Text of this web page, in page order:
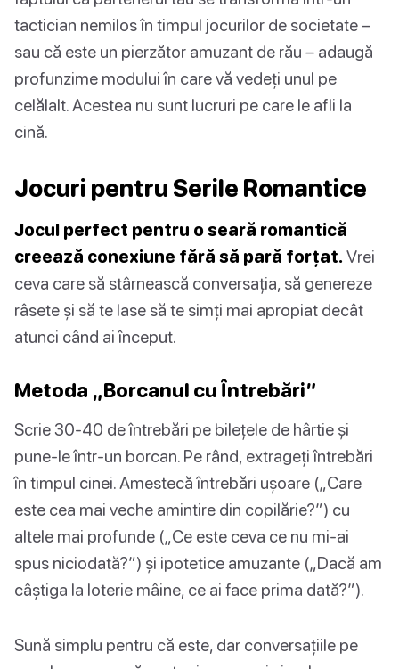
tactician nemilos în timpul jocurilor de societate –
sau că este un pierzător amuzant de rău – adaugă
profunzime modului în care vă vedeți unul pe
celălalt. Acestea nu sunt lucruri pe care le afli la
cină.
Jocuri pentru Serile Romantice
Jocul perfect pentru o seară romantică
creează conexiune fără să pară forțat. Vrei
ceva care să stârnească conversația, să genereze
râsete și să te lase să te simți mai apropiat decât
atunci când ai început.
Metoda „Borcanul cu Întrebări”
Scrie 30-40 de întrebări pe bilețele de hârtie și
pune-le într-un borcan. Pe rând, extrageți întrebări
în timpul cinei. Amestecă întrebări ușoare („Care
este cea mai veche amintire din copilărie?”) cu
altele mai profunde („Ce este ceva ce nu mi-ai
spus niciodată?”) și ipotetice amuzante („Dacă am
câștiga la loterie mâine, ce ai face prima dată?”).
Sună simplu pentru că este, dar conversațiile pe